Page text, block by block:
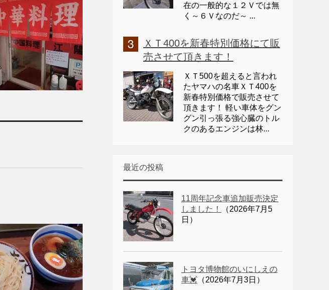
在の一般的な１２Ｖでは無
く～６Ｖなのだ～ ...
ＸＴ400を新春特別価格にて販
売させて頂きます！
ＸＴ500を超えると言われ
たヤマハの名車ＸＴ400を
新春特別価格で販売させて
頂きます！ 軽い車体をグン
グン引っ張る強心臓のトル
クのあるエンジンは林...
最近の投稿
11周年記念車追加販売決定
しました！
（2026年7月5
日）
トヨタ博物館のいにしえの
車💓 （2026年7月3日）